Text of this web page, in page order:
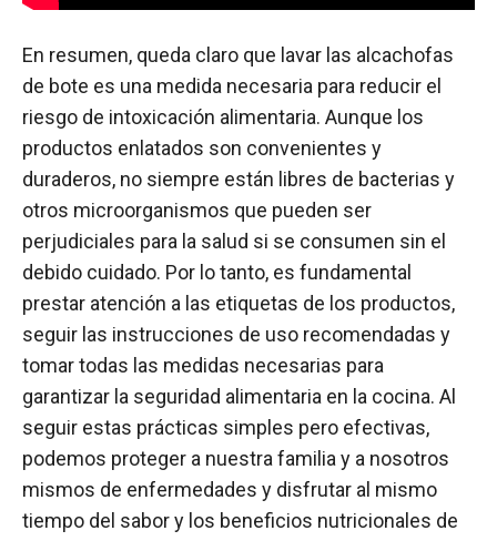
En resumen, queda claro que lavar las alcachofas
de bote es una medida necesaria para reducir el
riesgo de intoxicación alimentaria. Aunque los
productos enlatados son convenientes y
duraderos, no siempre están libres de bacterias y
otros microorganismos que pueden ser
perjudiciales para la salud si se consumen sin el
debido cuidado. Por lo tanto, es fundamental
prestar atención a las etiquetas de los productos,
seguir las instrucciones de uso recomendadas y
tomar todas las medidas necesarias para
garantizar la seguridad alimentaria en la cocina. Al
seguir estas prácticas simples pero efectivas,
podemos proteger a nuestra familia y a nosotros
mismos de enfermedades y disfrutar al mismo
tiempo del sabor y los beneficios nutricionales de